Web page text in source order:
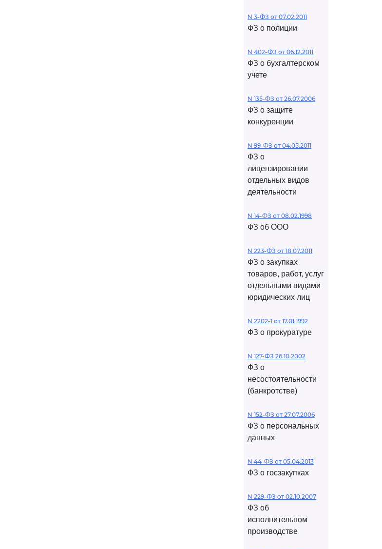
N 3-ФЗ от 07.02.2011
ФЗ о полиции
N 402-ФЗ от 06.12.2011
ФЗ о бухгалтерском
учете
N 135-ФЗ от 26.07.2006
ФЗ о защите
конкуренции
N 99-ФЗ от 04.05.2011
ФЗ о
лицензировании
отдельных видов
деятельности
N 14-ФЗ от 08.02.1998
ФЗ об ООО
N 223-ФЗ от 18.07.2011
ФЗ о закупках
товаров, работ, услуг
отдельными видами
юридических лиц
N 2202-1 от 17.01.1992
ФЗ о прокуратуре
N 127-ФЗ 26.10.2002
ФЗ о
несостоятельности
(банкротстве)
N 152-ФЗ от 27.07.2006
ФЗ о персональных
данных
N 44-ФЗ от 05.04.2013
ФЗ о госзакупках
N 229-ФЗ от 02.10.2007
ФЗ об
исполнительном
производстве